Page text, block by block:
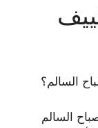
السالم؟
السالم